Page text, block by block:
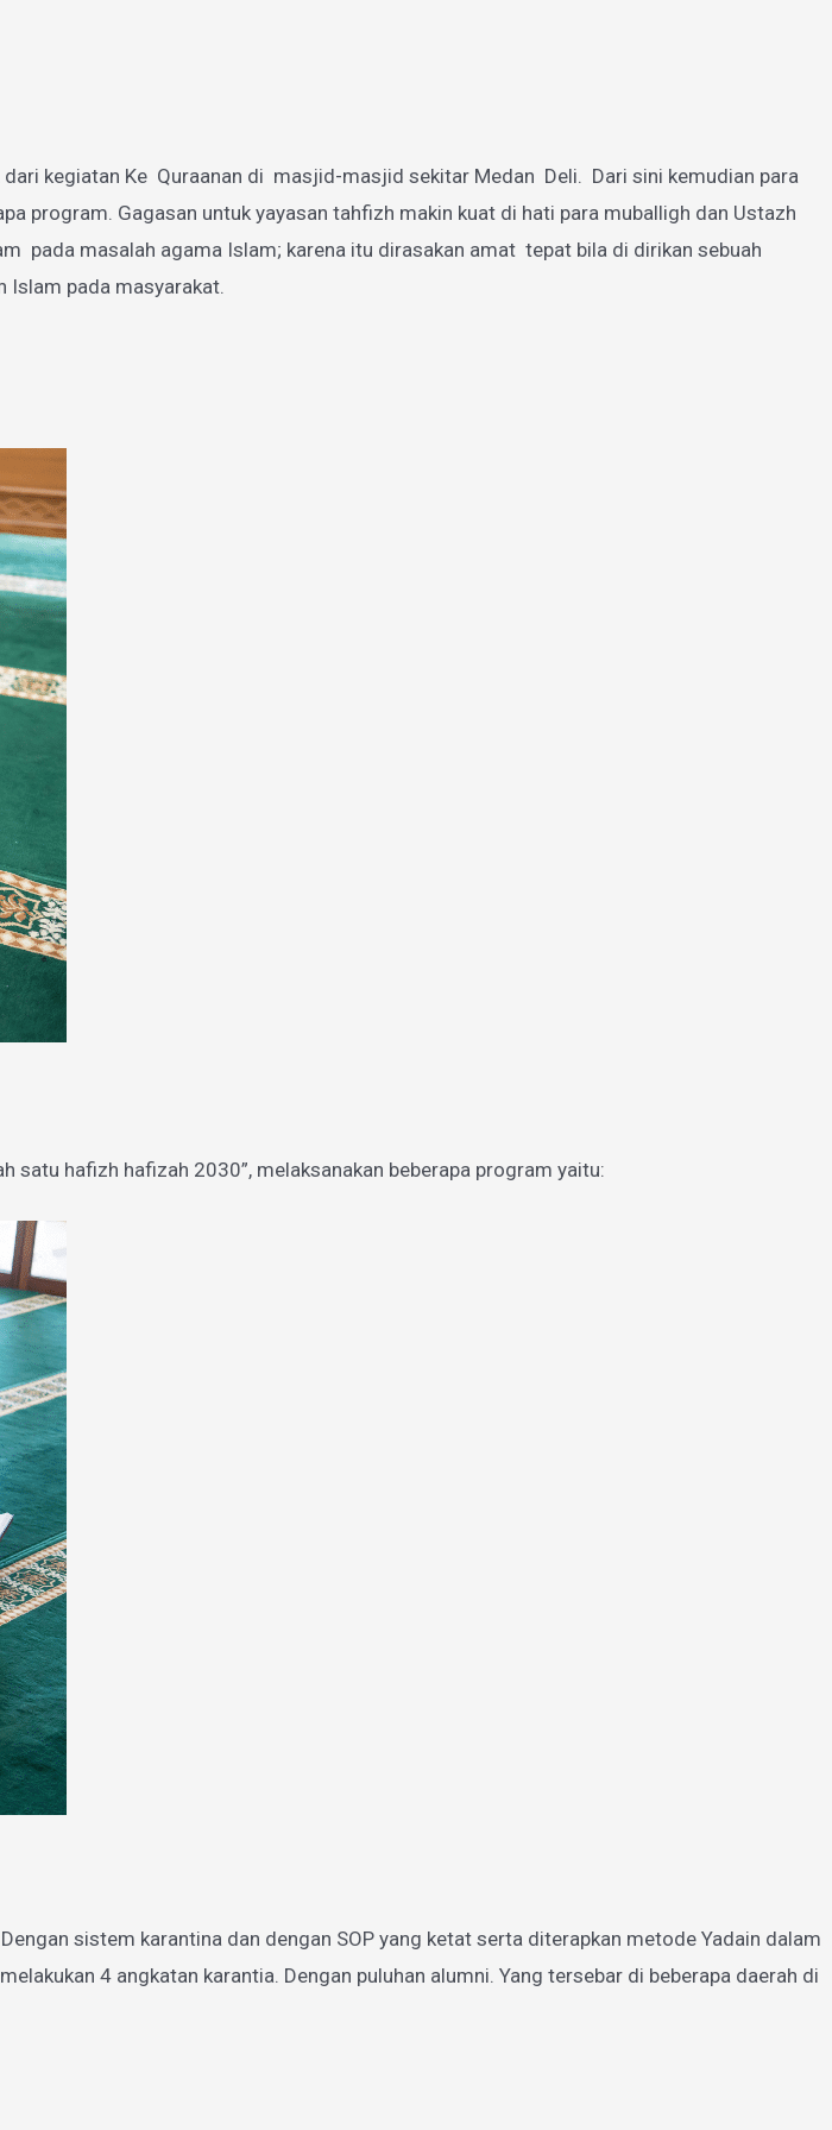
kegiatan Ke Quraanan di masjid-masjid sekitar Medan Deli. Dari sini kemudian para
program. Gagasan untuk yayasan tahfizh makin kuat di hati para muballigh dan Ustazh
masalah agama Islam; karena itu dirasakan amat tepat bila di dirikan sebuah
Islam pada masyarakat.
satu hafizh hafizah 2030”, melaksanakan beberapa program yaitu:
sistem karantina dan dengan SOP yang ketat serta diterapkan metode Yadain dalam
4 angkatan karantia. Dengan puluhan alumni. Yang tersebar di beberapa daerah di